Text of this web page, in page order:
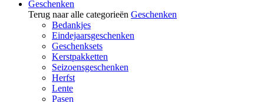
Geschenken
Terug naar alle categorieën Geschenken
Bedankjes
Eindejaarsgeschenken
Geschenksets
Kerstpakketten
Seizoensgeschenken
Herfst
Lente
Pasen